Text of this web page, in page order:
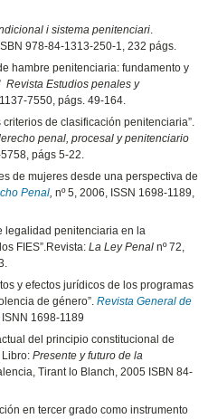
i sistema penitenciari.
978-84-1313-250-1, 232 págs.
hambre penitenciaria: fundamento y
Revista Estudios penales y
7550, págs. 49-164.
de clasificación penitenciaria”.
penal, procesal y penitenciario
págs 5-22.
de mujeres desde una perspectiva de
Penal, nº 5, 2006, ISSN 1698-1189,
legalidad penitenciaria en la
FIES”.Revista:La Ley Penal nº 72,
y efectos jurídicos de los programas
de género”.Revista General de
1698-1189
del principio constitucional de
Libro:Presente y futuro de la
Tirant lo Blanch, 2005 ISBN 84-
en tercer grado como instrumento